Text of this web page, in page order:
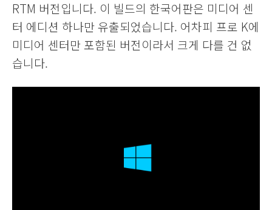
RTM 버전입니다. 이 빌드의 한국어판은 미디어 센
터 에디션 하나만 유출되었습니다. 어차피 프로 K에
미디어 센터만 포함된 버전이라서 크게 다를 건 없
습니다.